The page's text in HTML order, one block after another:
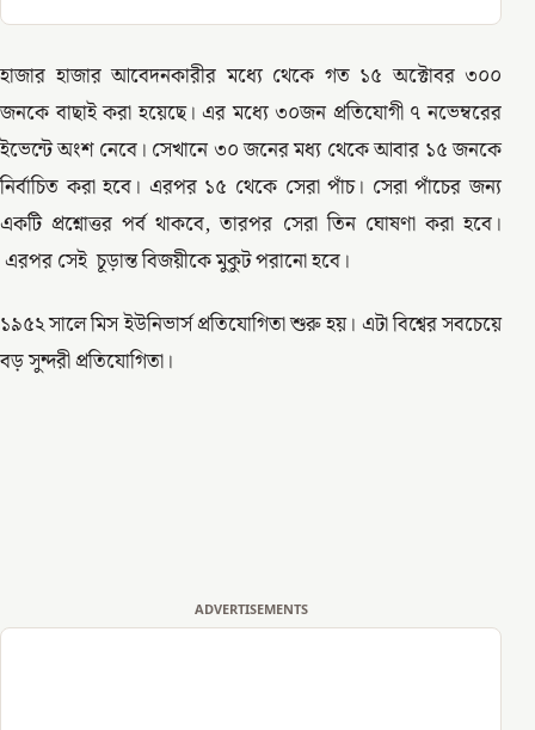
হাজার হাজার আবেদনকারীর মধ্যে থেকে গত ১৫ অক্টোবর ৩০০
জনকে বাছাই করা হয়েছে। এর মধ্যে ৩০জন প্রতিযোগী ৭ নভেম্বরের
ইভেন্টে অংশ নেবে। সেখানে ৩০ জনের মধ্য থেকে আবার ১৫ জনকে
নির্বাচিত করা হবে। এরপর ১৫ থেকে সেরা পাঁচ। সেরা পাঁচের জন্য
একটি প্রশ্নোত্তর পর্ব থাকবে, তারপর সেরা তিন ঘোষণা করা হবে।
এরপর সেই চূড়ান্ত বিজয়ীকে মুকুট পরানো হবে।
১৯৫২ সালে মিস ইউনিভার্স প্রতিযোগিতা শুরু হয়। এটা বিশ্বের সবচেয়ে
বড় সুন্দরী প্রতিযোগিতা।
ADVERTISEMENTS